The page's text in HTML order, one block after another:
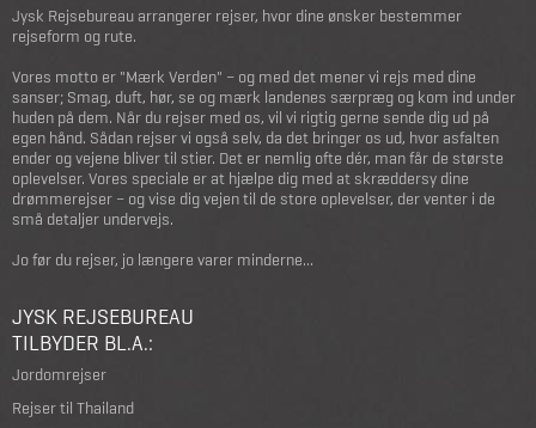
Jysk Rejsebureau arrangerer rejser, hvor dine ønsker bestemmer
rejseform og rute.
Vores motto er "Mærk Verden" – og med det mener vi rejs med dine
sanser; Smag, duft, hør, se og mærk landenes særpræg og kom ind under
huden på dem. Når du rejser med os, vil vi rigtig gerne sende dig ud på
egen hånd. Sådan rejser vi også selv, da det bringer os ud, hvor asfalten
ender og vejene bliver til stier. Det er nemlig ofte dér, man får de største
oplevelser. Vores speciale er at hjælpe dig med at skræddersy dine
drømmerejser – og vise dig vejen til de store oplevelser, der venter i de
små detaljer undervejs.
Jo før du rejser, jo længere varer minderne...
JYSK REJSEBUREAU
TILBYDER BL.A.:
Jordomrejser
Rejser til Thailand